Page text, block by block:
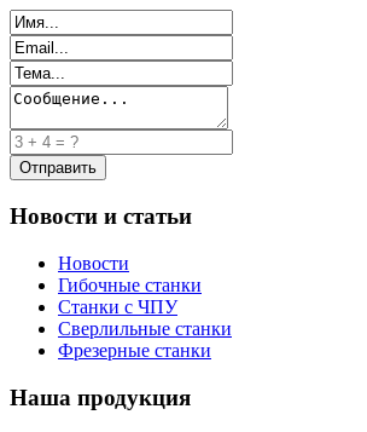
Новости и статьи
Новости
Гибочные станки
Станки с ЧПУ
Сверлильные станки
Фрезерные станки
Наша продукция